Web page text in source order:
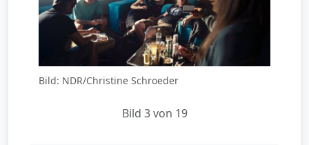
Bild: NDR/Christine Schroeder
Bild 3 von 19